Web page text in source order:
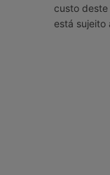
custo
está sujeito